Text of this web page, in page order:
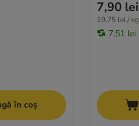
în coș
7,90 lei
19,75 lei / kg
7,51 lei